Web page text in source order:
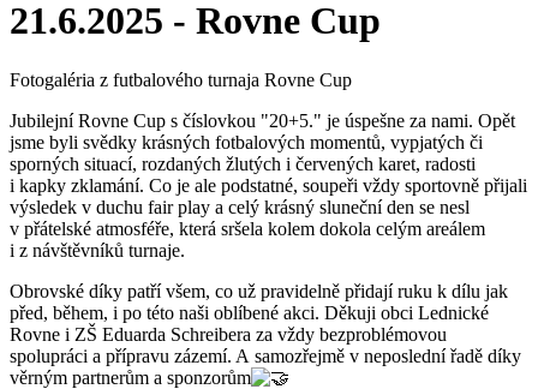
21.6.2025 - Rovne Cup
Fotogaléria z futbalového turnaja Rovne Cup
Jubilejní Rovne Cup s číslovkou "20+5." je úspešne za nami. Opět
jsme byli svědky krásných fotbalových momentů, vypjatých či
sporných situací, rozdaných žlutých i červených karet, radosti
i kapky zklamání. Co je ale podstatné, soupeři vždy sportovně přijali
výsledek v duchu fair play a celý krásný sluneční den se nesl
v přátelské atmosféře, která sršela kolem dokola celým areálem
i z návštěvníků turnaje.
Obrovské díky patří všem, co už pravidelně přidají ruku k dílu jak
před, během, i po této naši oblíbené akci. Děkuji obci Lednické
Rovne i ZŠ Eduarda Schreibera za vždy bezproblémovou
spolupráci a přípravu zázemí. A samozřejmě v neposlední řadě díky
věrným partnerům a sponzorům